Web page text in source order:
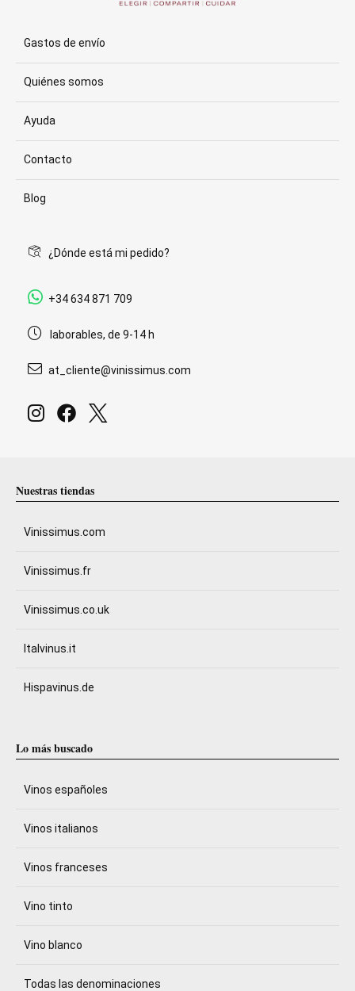
Gastos de envío
Quiénes somos
Ayuda
Contacto
Blog
¿Dónde está mi pedido?
+34 634 871 709
laborables, de 9-14 h
at_cliente@vinissimus.com
Nuestras tiendas
Vinissimus.com
Vinissimus.fr
Vinissimus.co.uk
Italvinus.it
Hispavinus.de
Lo más buscado
Vinos españoles
Vinos italianos
Vinos franceses
Vino tinto
Vino blanco
Todas las denominaciones